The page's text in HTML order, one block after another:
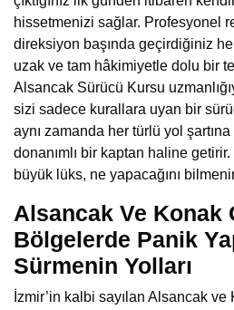
hissetmenizi sağlar. Profesyonel
direksiyon başında geçirdiğiniz
uzak ve tam hâkimiyetle dolu bir
Alsancak Sürücü Kursu
sizi sadece kurallara uyan bir
aynı zamanda her türlü yol şartına
donanımlı bir kaptan haline
büyük lüks, ne yapacağını
Alsancak Ve Konak
Bölgelerde Panik
Sürmenin Yolları
İzmir’in kalbi sayılan Alsancak